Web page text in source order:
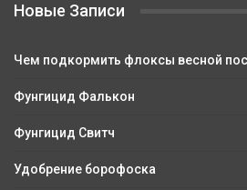
Новые Записи
Чем подкормить флоксы весной
Фунгицид Фалькон
Фунгицид Свитч
Удобрение борофоска